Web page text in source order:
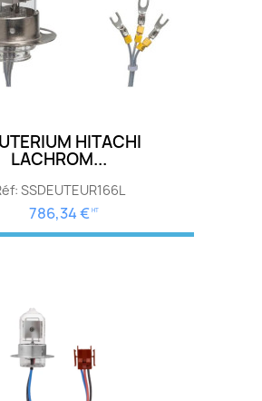
HITACHI
LACHROM...
SSDEUTEUR166L
786,34 € HT